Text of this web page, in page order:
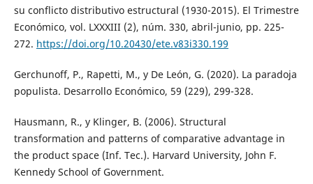
su conflicto distributivo estructural (1930-2015). El Trimestre
Económico, vol. LXXXIII (2), núm. 330, abril-junio, pp. 225-
272. https://doi.org/10.20430/ete.v83i330.199
Gerchunoff, P., Rapetti, M., y De León, G. (2020). La paradoja
populista. Desarrollo Económico, 59 (229), 299-328.
Hausmann, R., y Klinger, B. (2006). Structural
transformation and patterns of comparative advantage in
the product space (Inf. Tec.). Harvard University, John F.
Kennedy School of Government.